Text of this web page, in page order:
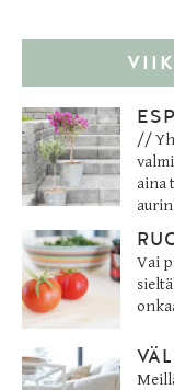
//
aina
Vai